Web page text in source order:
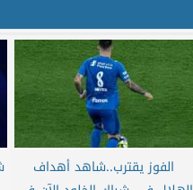
الفوز يقترب..شاهد أهداف